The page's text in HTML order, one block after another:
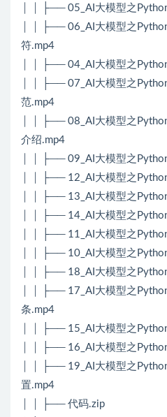
│ │ ├── 05_AI大模型之
│ │ ├── 06_AI大模型之
符.mp4
│ │ ├── 04_AI大模型之
│ │ ├── 07_AI大模型之
范.mp4
│ │ ├── 08_AI大模型之
介绍.mp4
│ │ ├── 09_AI大模型之
│ │ ├── 12_AI大模型之
│ │ ├── 13_AI大模型之
│ │ ├── 14_AI大模型之
│ │ ├── 11_AI大模型之
│ │ ├── 10_AI大模型之
│ │ ├── 18_AI大模型之
│ │ ├── 17_AI大模型之
条.mp4
│ │ ├── 15_AI大模型之
│ │ ├── 16_AI大模型之
│ │ ├── 19_AI大模型之
置.mp4
│ │ ├── 代码.zip